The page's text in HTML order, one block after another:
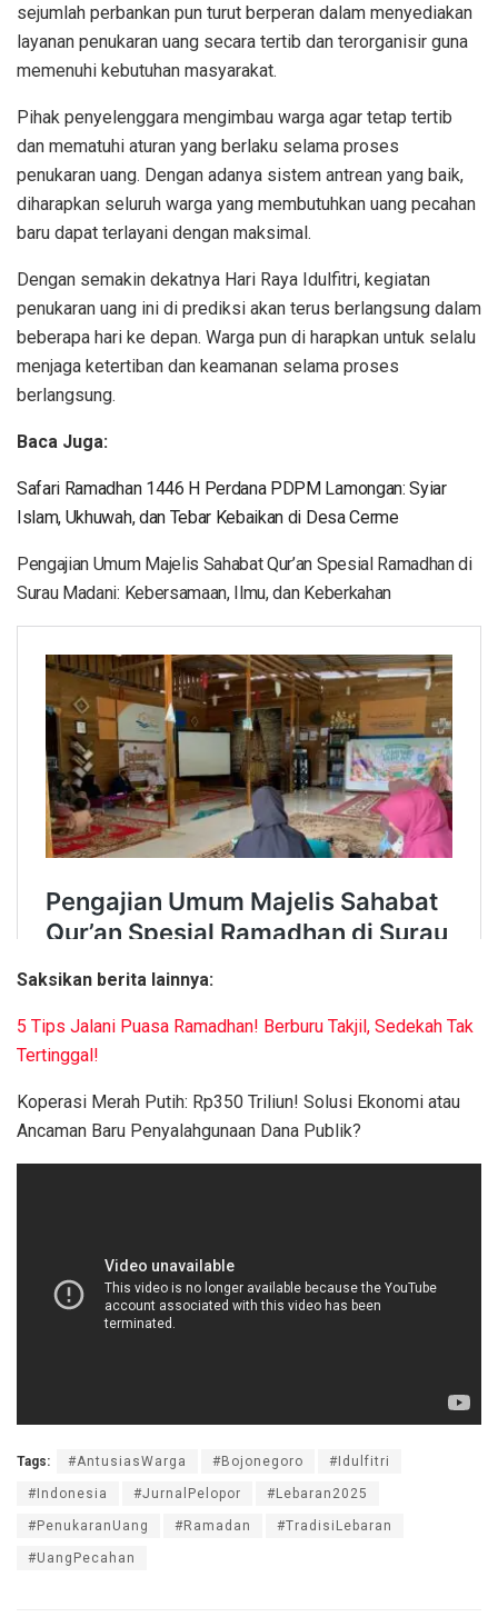
sejumlah perbankan pun turut berperan dalam menyediakan
layanan penukaran uang secara tertib dan terorganisir guna
memenuhi kebutuhan masyarakat.
Pihak penyelenggara mengimbau warga agar tetap tertib
dan mematuhi aturan yang berlaku selama proses
penukaran uang. Dengan adanya sistem antrean yang baik,
diharapkan seluruh warga yang membutuhkan uang pecahan
baru dapat terlayani dengan maksimal.
Dengan semakin dekatnya Hari Raya Idulfitri, kegiatan
penukaran uang ini di prediksi akan terus berlangsung dalam
beberapa hari ke depan. Warga pun di harapkan untuk selalu
menjaga ketertiban dan keamanan selama proses
berlangsung.
Baca Juga:
Safari Ramadhan 1446 H Perdana PDPM Lamongan: Syiar
Islam, Ukhuwah, dan Tebar Kebaikan di Desa Cerme
Pengajian Umum Majelis Sahabat Qur’an Spesial Ramadhan di
Surau Madani: Kebersamaan, Ilmu, dan Keberkahan
Saksikan berita lainnya:
5 Tips Jalani Puasa Ramadhan! Berburu Takjil, Sedekah Tak
Tertinggal!
Koperasi Merah Putih: Rp350 Triliun! Solusi Ekonomi atau
Ancaman Baru Penyalahgunaan Dana Publik?
Tags: #AntusiasWarga #Bojonegoro #Idulfitri
#Indonesia #JurnalPelopor #Lebaran2025
#PenukaranUang #Ramadan #TradisiLebaran
#UangPecahan